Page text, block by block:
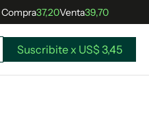
Compra37,20Venta39,70
Suscribite x US$ 3,45